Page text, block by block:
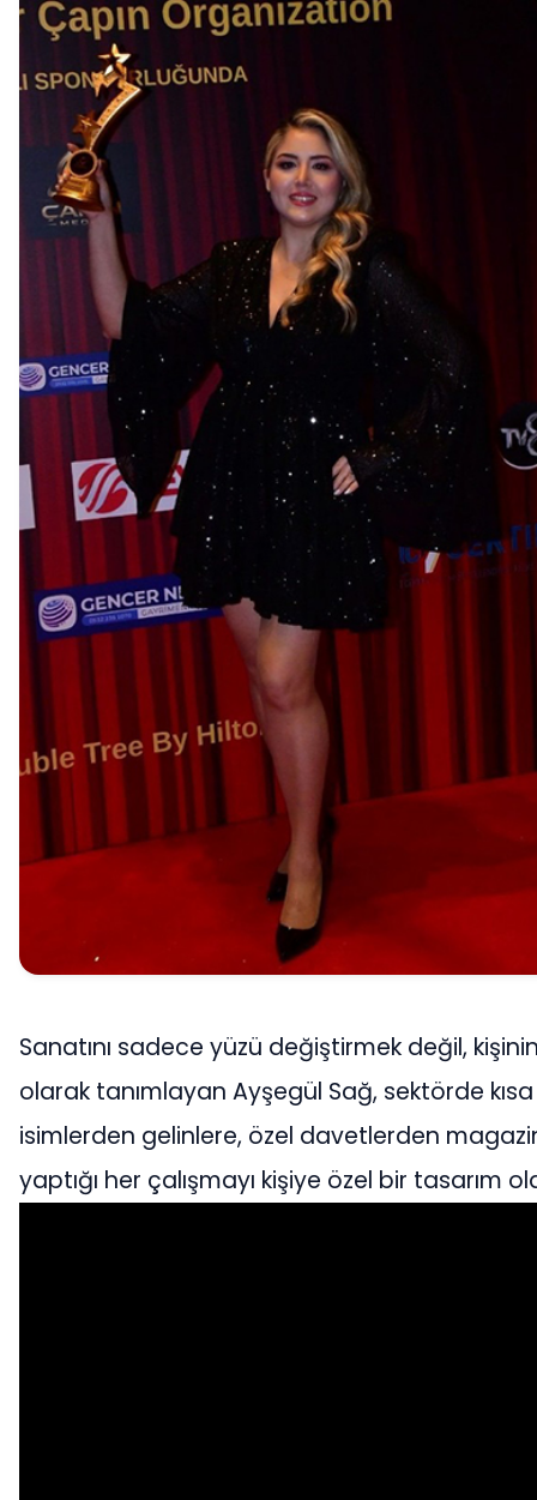
Sanatını sadece yüzü değiştirmek değil,
olarak tanımlayan Ayşegül Sağ, sektörde
isimlerden gelinlere, özel davetlerden
yaptığı her çalışmayı kişiye özel bir tasarım